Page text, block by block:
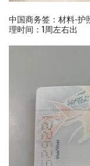
中国商务签：材料-护
理时间：1周左右出